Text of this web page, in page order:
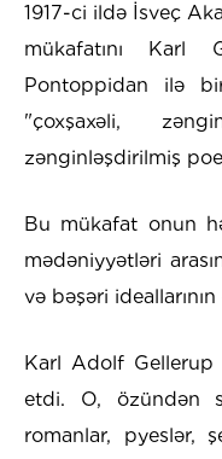
1917-ci ildə İsveç
mükafatını Karl
Pontoppidan ilə
"çoxşaxəli,
zənginləşdirilmiş
Bu mükafat onun
mədəniyyətləri
və bəşəri
Karl Adolf Gellerup
etdi. O, özündən
romanlar, pyeslər,